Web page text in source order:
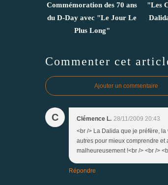
Commémoration des 70 ans
du D-Day avec "Le Jour Le
Plus Long"
"Les
Commenter cet
Ajouter un commentaire
C Clémence L. 28/11/2009 20:43
<br /> La Dalida que je préfère,
autres pour mieux comprendre et
malheureusement !<br /> <br />
Répondre